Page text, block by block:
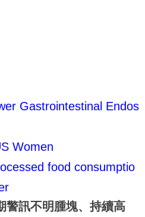
Gastrointestinal Endos
Women
food consumptio
警訊不明腫塊、持續高